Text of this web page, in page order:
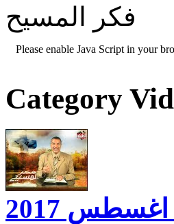
فكر المسيح
Please enable Java Script in your
Category